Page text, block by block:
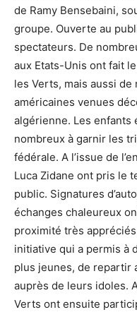
de Ramy Bensebaini,
groupe. Ouverte au
spectateurs. De
aux Etats-Unis ont fait
les Verts, mais aussi
américaines venues
algérienne. Les
nombreux à garnir les
fédérale. A l’issue de
Luca Zidane ont pris le
public. Signatures
échanges chaleureux
proximité très
initiative qui a permis à
plus jeunes, de repartir
auprès de leurs idoles.
Verts ont ensuite